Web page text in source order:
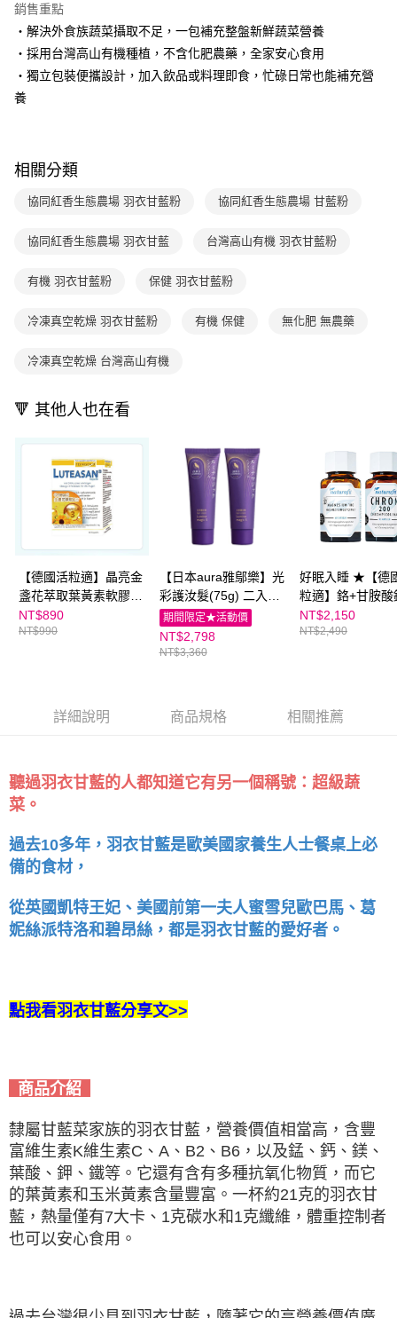
成交易。
3.實際核准額度、可分期數及費用金額請依後續交易確認頁面所載為準。
4.訂單成立30分鐘內，如未前往確認交易或遇審核未通過，訂單將自動取
消。如遇「轉專審核」未通過狀況，表示未達大哥付你分期系統評分，恕無
法說明評估內容。
1.分期款項不併入電信帳單，「大哥付你分期」於每月結算日後寄送繳費提
1.本服務係由「台灣大哥大股份有限公司」（以下簡稱本公司）所提供，讓
2.基於同意付款使用「大哥付你分期」之契約關係目的，商店將以您的個人
由本公司與您本人進行分期帳單所需資料之確認、核對及更正。
AFTEE先享後付是「在收到商品之後才付款」的支付方式。 讓您購物簡單
便利好安心！
１．簡單：不需註冊會員、不需綁卡、不需儲值。
２．便利：只要手機號碼，簡訊認證，即可結帳。
３．安心：先確認商品／服務後，再付款。
３．收到繳費通知簡訊後14天內，點擊此簡訊中的連結，可透過四大超商／
※ 請注意：結帳手續完成當下不需立刻繳費，但若您需要取消訂單，請聯絡
後付繳納相關費用。
客戶支援中心」https://netprotections.freshdesk.com/support/home
【注意事項】
權轉讓予恩沛科技股份有限公司。
３．未成年的使用者請事先徵得法定代理人或監護人之同意方可使用
任。
４．使用「AFTEE先享後付」時，將依據個別帳號之用戶狀況，依本公司即
時審查核予不同之上限額度；若仍有額度不足之情形，本公司將視審查結果
請求用戶進行身份認證。
５．嚴禁一人註冊多個帳號或使用他人資訊註冊。若發現惡意使用之情形，
恩沛科技股份有限公司將有權停止該用戶之使用額度並採取法律行動。
ATM付款
運送方式
國內宅配/郵寄 (不適用離島、海外及郵局i郵箱)
每筆NT$70，滿NT$800(含以上)免運費
銷售重點
・解決外食族蔬菜攝取不足，一包補充整盤新鮮蔬菜營養
・採用台灣高山有機種植，不含化肥農藥，全家安心食用
・獨立包裝便攜設計，加入飲品或料理即食，忙碌日常也能補充營
養
相關分類
協同紅香生態農場 羽衣甘藍粉 協同紅香生態農場 甘藍粉
協同紅香生態農場 羽衣甘藍 台灣高山有機 羽衣甘藍粉
有機 羽衣甘藍粉 保健 羽衣甘藍粉
冷凍真空乾燥 羽衣甘藍粉 有機 保健 無化肥 無農藥
冷凍真空乾燥 台灣高山有機
🔻 其他人也在看
【德國活粒適】晶亮金
盞花萃取葉黃素軟膠囊
(60粒)｜親子家庭嚴選
館
NT$890
NT$990
【日本aura雅鄔樂】光
彩護汝髮(75g) 二入組
（贈3g*2體驗瓶）｜親
子家庭嚴選館
期間限定★活動價
NT$2,798
NT$3,360
好眠入睡 ★【德
粒適】鉻+甘胺酸
親子家庭嚴選館
NT$2,150
NT$2,490
詳細說明 商品規格 相關推薦
聽過羽衣甘藍的人都知道它有另一個稱號：超級蔬
菜。
過去10多年，羽衣甘藍是歐美國家養生人士餐桌上必
備的食材，
從英國凱特王妃、美國前第一夫人蜜雪兒歐巴馬、葛
妮絲派特洛和碧昂絲，都是羽衣甘藍的愛好者。
點我看羽衣甘藍分享文>>
商品介紹
隸屬甘藍菜家族的羽衣甘藍，營養價值相當高，含豐
富維生素K維生素C、A、B2、B6，以及錳、鈣、鎂、
葉酸、鉀、鐵等。它還有含有多種抗氧化物質，而它
的葉黃素和玉米黃素含量豐富。一杯約21克的羽衣甘
藍，熱量僅有7大卡、1克碳水和1克纖維，體重控制者
也可以安心食用。